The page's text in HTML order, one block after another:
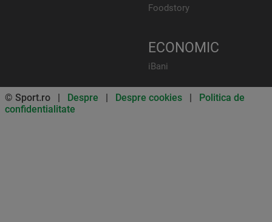
Foodstory
ECONOMIC
iBani
© Sport.ro | Despre | Despre cookies | Politica de
confidentialitate